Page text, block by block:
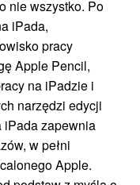
nie wszystko. Po
iPada,
pracy
Apple Pencil,
na iPadzie i
narzędzi edycji
iPada zapewnia
w pełni
Apple.